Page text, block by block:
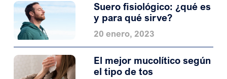
Suero fisiológico: ¿qué es
y para qué sirve?
20 enero, 2023
El mejor mucolítico según
el tipo de tos